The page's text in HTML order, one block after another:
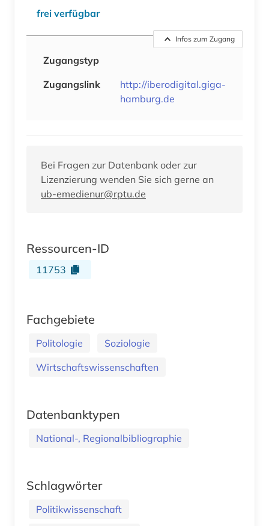
frei verfügbar
Infos zum Zugang
Zugangstyp
Zugangslink
http://iberodigital.giga-
hamburg.de
Bei Fragen zur Datenbank oder zur
Lizenzierung wenden Sie sich gerne an
ub-emedienur@rptu.de
Ressourcen-ID
11753
Fachgebiete
Politologie
Soziologie
Wirtschaftswissenschaften
Datenbanktypen
National-, Regionalbibliographie
Schlagwörter
Politikwissenschaft